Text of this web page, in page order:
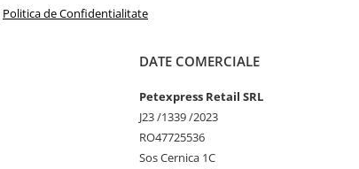
Politica de Confidentialitate
DATE COMERCIALE
Petexpress Retail SRL
J23 /1339 /2023
RO47725536
Sos Cernica 1C